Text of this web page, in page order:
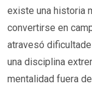
existe una historia
convertirse en
atravesó
una disciplina
mentalidad fuera